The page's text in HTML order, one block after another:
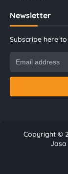
Newsletter
Subscribe here
Copyright ©
Jasa